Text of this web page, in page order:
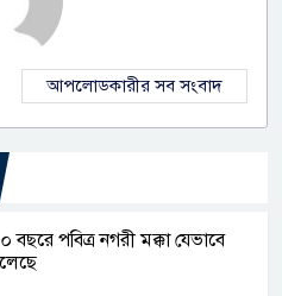
আপলোডকারীর সব সংবাদ
বছরে পবিত্র নগরী মক্কা যেভাবে